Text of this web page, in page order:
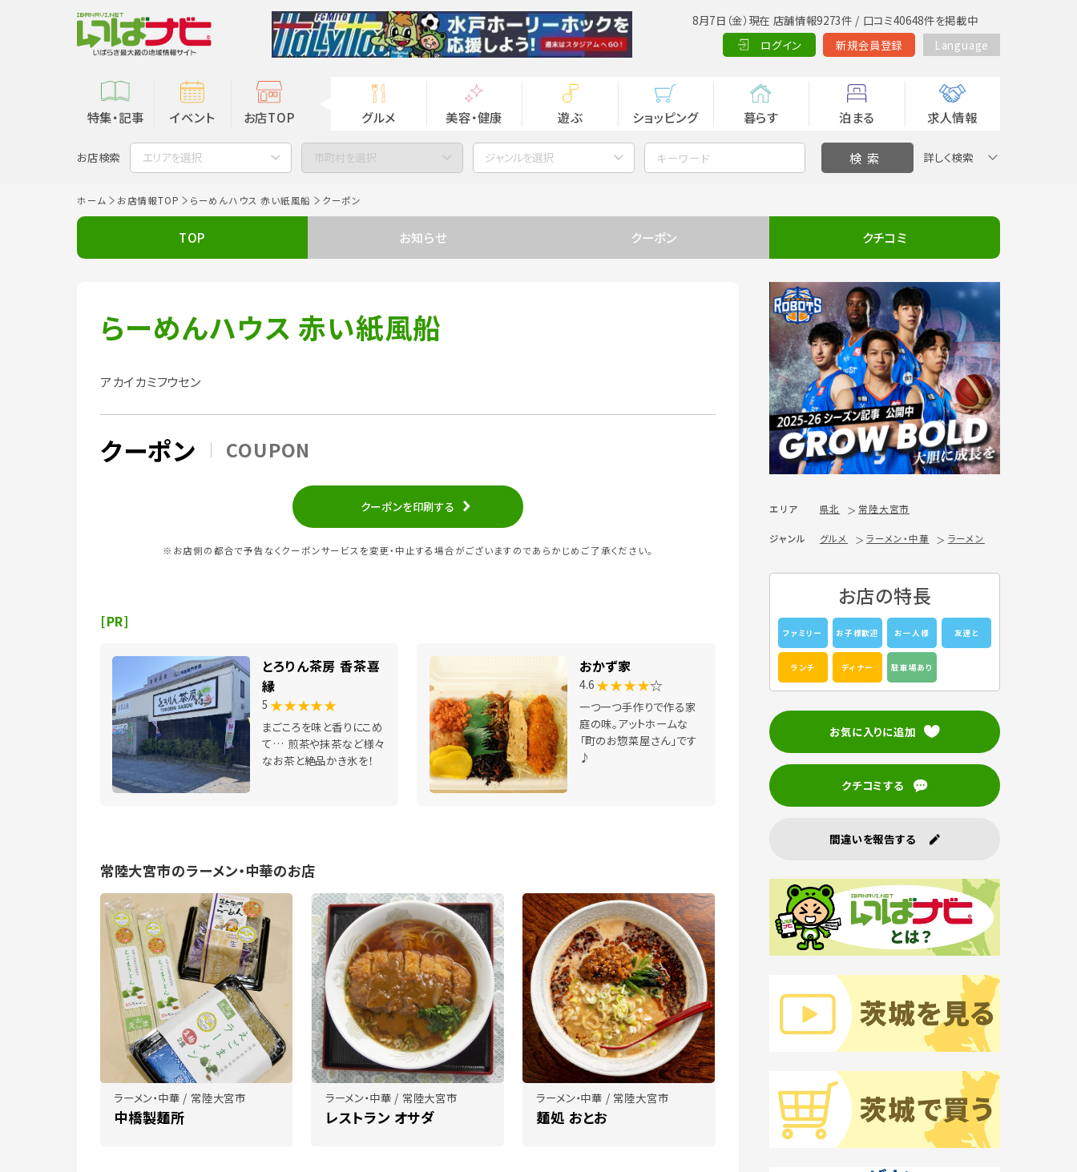
8月7日（金）現在 店舗情報9273件 / 口コミ40648件を掲載中
ログイン
新規会員登録 Language
特集・記事 イベント お店TOP グルメ 美容・健康 遊ぶ ショッピング 暮らす 泊まる 求人情報
お店検索 エリアを選択 市町村を選択 ジャンルを選択 詳しく検索
ホーム お店情報TOP らーめんハウス 赤い紙風船 クーポン
TOP お知らせ クーポン クチコミ
らーめんハウス 赤い紙風船
アカイカミフウセン
クーポン COUPON
クーポンを印刷する
※お店側の都合で予告なくクーポンサービスを変更・中止する場合がございますのであらかじめご了承ください。
[PR]
とろりん茶房 香茶喜
縁
5 ★★★★★
まごころを味と香りにこめ
て… 煎茶や抹茶など様々
なお茶と絶品かき氷を！
おかず家
4.6 ★★★★☆
一つ一つ手作りで作る家
庭の味。アットホームな
「町のお惣菜屋さん」です
♪
常陸大宮市のラーメン・中華のお店
ラーメン・中華 / 常陸大宮市
中橋製麺所
ラーメン・中華 / 常陸大宮市
レストラン オサダ
ラーメン・中華 / 常陸大宮市
麺処 おとお
エリア 県北 常陸大宮市
ジャンル グルメ ラーメン・中華 ラーメン
お店の特長
ファミリー お子様歓迎 お一人様 友達と
ランチ ディナー 駐車場あり
お気に入りに追加
クチコミする
間違いを報告する